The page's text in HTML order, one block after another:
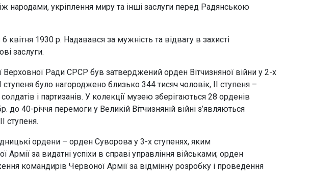
народами, укріплення миру та інші заслуги перед Радянською
1930 р. Надавався за мужність та відвагу в захисті
заслуги.
Верховної Ради СРСР був затверджений орден Вітчизняної війни у 2-х
було нагороджено близько 344 тисяч чоловік, ІІ ступеня –
і партизанів. У колекції музею зберігаються 28 орденів
до 40-річчя перемоги у Великій Вітчизняній війні з’являються
ступеня.
ордени – орден Суворова у 3-х ступенях, яким
за видатні успіхи в справі управління військами; орден
командирів Червоної Армії за відмінну розробку і проведення